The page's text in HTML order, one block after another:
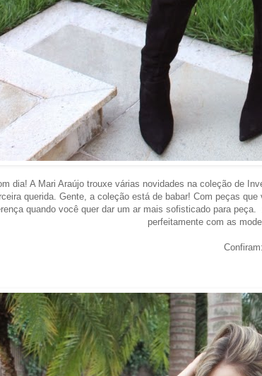
dia! A Mari Araújo trouxe várias novidades na coleção de
querida. Gente, a coleção está de babar! Com peças
quando você quer dar um ar mais sofisticado para
perfeitamente com as
Confiram: